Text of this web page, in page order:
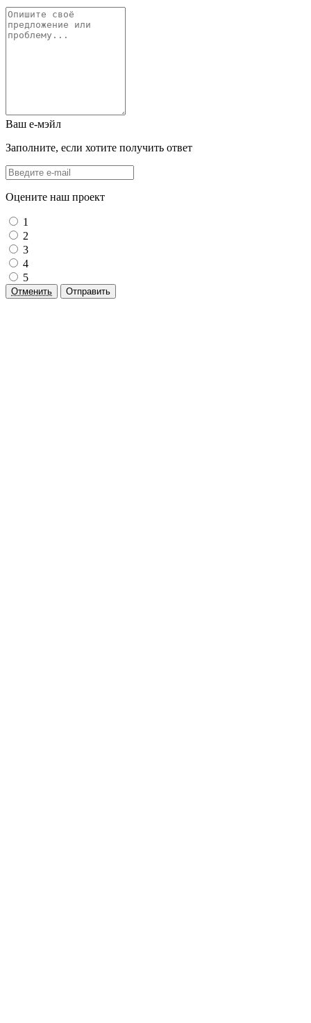
Ваш е-мэйл
Заполните, если хотите получить ответ
Оцените наш проект
1
2
3
4
5
Отменить Отправить